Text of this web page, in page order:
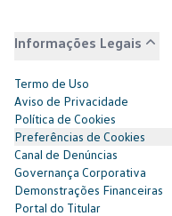
Informações Legais
Termo de Uso
Aviso de Privacidade
Política de Cookies
Preferências de Cookies
Canal de Denúncias
Governança Corporativa
Demonstrações Financeiras
Portal do Titular